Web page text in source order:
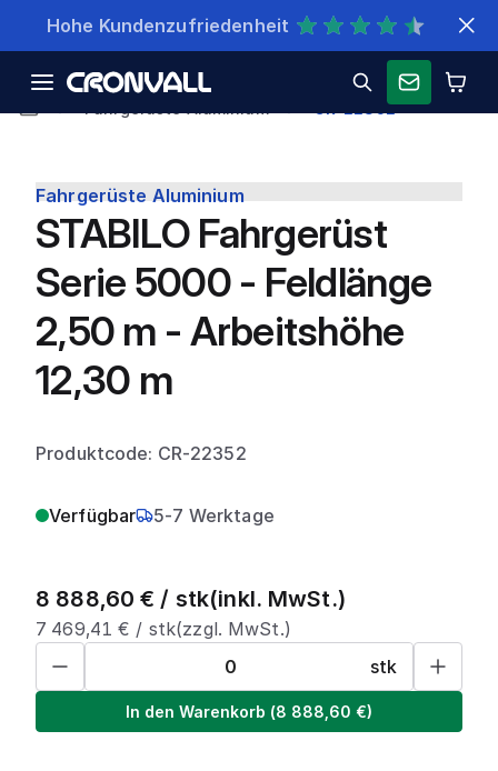
Schnelle Lieferung
CR-22352
Fahrgerüste Aluminium
STABILO Fahrgerüst
Serie 5000 - Feldlänge
2,50 m - Arbeitshöhe
12,30 m
Produktcode: CR-22352
Verfügbar 5-7 Werktage
8 888,60 € / stk(inkl. MwSt.)
7 469,41 € / stk(zzgl. MwSt.)
stk
In den Warenkorb (8 888,60 €)